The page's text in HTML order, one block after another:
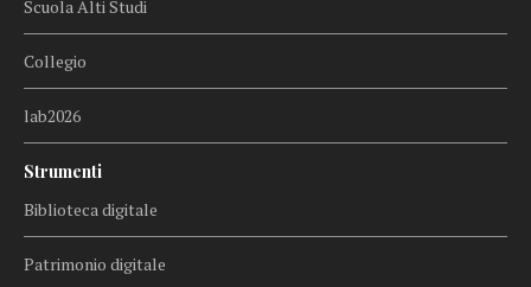
Scuola Alti Studi
Collegio
lab2026
Strumenti
Biblioteca digitale
Patrimonio digitale